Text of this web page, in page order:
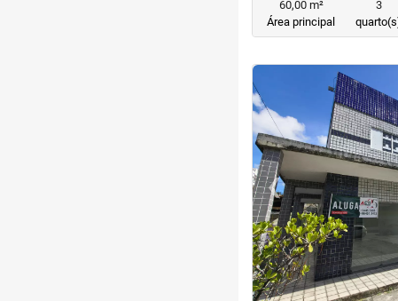
60,00 m²
Área principal
3
<
‹Previous